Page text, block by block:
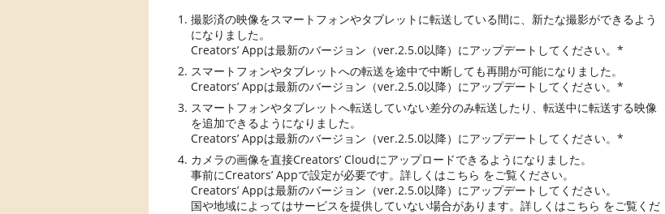
撮影済の映像をスマートフォンやタブレットに転送している間に、新たな撮影ができるよう
になりました。
Creators’ Appは最新のバージョン（ver.2.5.0以降）にアップデートしてください。*
スマートフォンやタブレットへの転送を途中で中断しても再開が可能になりました。
Creators’ Appは最新のバージョン（ver.2.5.0以降）にアップデートしてください。*
スマートフォンやタブレットへ転送していない差分のみ転送したり、転送中に転送する映像
を追加できるようになりました。
Creators’ Appは最新のバージョン（ver.2.5.0以降）にアップデートしてください。*
カメラの画像を直接Creators’ Cloudにアップロードできるようになりました。
事前にCreators’ Appで設定が必要です。詳しくはこちら をご覧ください。
Creators’ Appは最新のバージョン（ver.2.5.0以降）にアップデートしてください。
国や地域によってはサービスを提供していない場合があります。詳しくはこちら をご覧くだ